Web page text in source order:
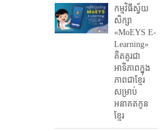
កម្មវិធីស្វ័យ
សិក្សា
«MoEYS E-
Learning»
គិតគូរជា
អាទិភាពក្នុង
ភាពជាខ្មែរ
សម្រាប់
អនាគតកូន
ខ្មែរ